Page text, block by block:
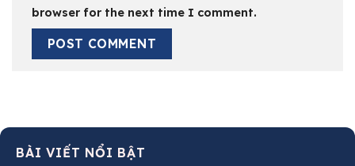
browser for the next time I comment.
BÀI VIẾT NỔI BẬT